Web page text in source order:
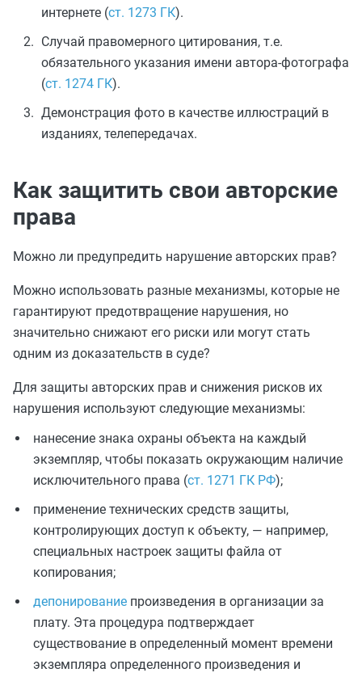
интернете (ст. 1273 ГК).
Случай правомерного цитирования, т.е.
обязательного указания имени автора-фотографа
(ст. 1274 ГК).
Демонстрация фото в качестве иллюстраций в
изданиях, телепередачах.
Как защитить свои авторские
права
Можно ли предупредить нарушение авторских прав?
Можно использовать разные механизмы, которые не
гарантируют предотвращение нарушения, но
значительно снижают его риски или могут стать
одним из доказательств в суде?
Для защиты авторских прав и снижения рисков их
нарушения используют следующие механизмы:
нанесение знака охраны объекта на каждый
экземпляр, чтобы показать окружающим наличие
исключительного права (ст. 1271 ГК РФ);
применение технических средств защиты,
контролирующих доступ к объекту, — например,
специальных настроек защиты файла от
копирования;
депонирование произведения в организации за
плату. Эта процедура подтверждает
существование в определенный момент времени
экземпляра определенного произведения и